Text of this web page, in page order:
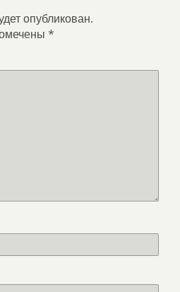
опубликован.
*